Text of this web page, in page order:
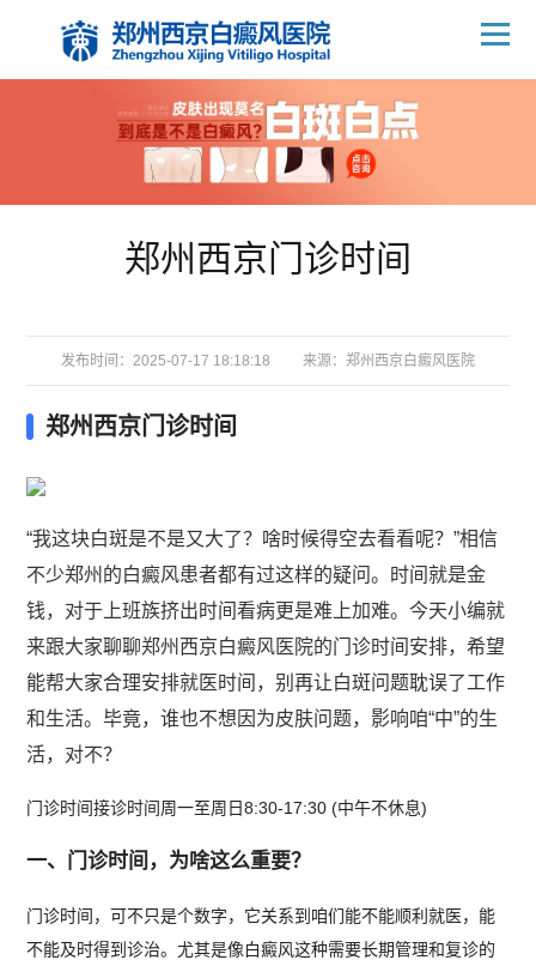
郑州西京门诊时间
发布时间：2025-07-17 18:18:18 来源： 郑州西京白癜风医院
郑州西京门诊时间
“我这块白斑是不是又大了？啥时候得空去看看呢？”相信
不少郑州的白癜风患者都有过这样的疑问。时间就是金
钱，对于上班族挤出时间看病更是难上加难。今天小编就
来跟大家聊聊郑州西京白癜风医院的门诊时间安排，希望
能帮大家合理安排就医时间，别再让白斑问题耽误了工作
和生活。毕竟，谁也不想因为皮肤问题，影响咱“中”的生
活，对不？
门诊时间接诊时间周一至周日8:30-17:30 (中午不休息)
一、门诊时间，为啥这么重要？
门诊时间，可不只是个数字，它关系到咱们能不能顺利就医，能
不能及时得到诊治。尤其是像白癜风这种需要长期管理和复诊的